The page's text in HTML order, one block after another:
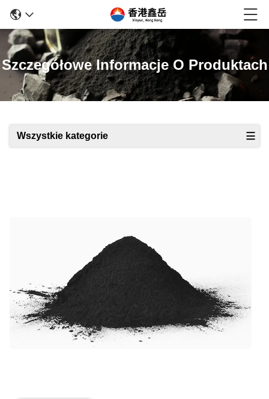
Szczegółowe Informacje O Produktach
Wszystkie kategorie